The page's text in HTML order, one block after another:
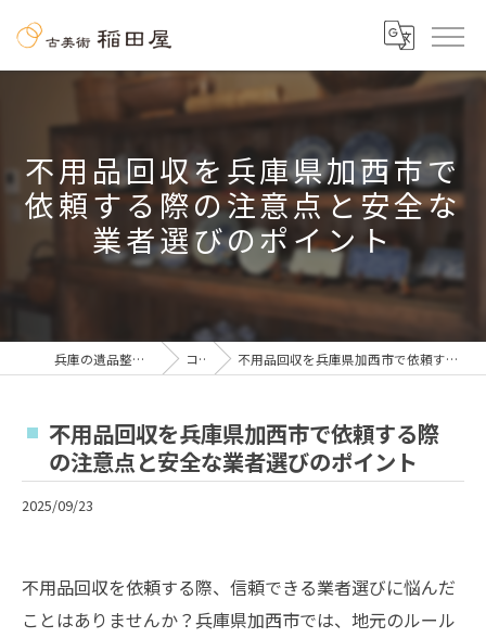
不用品回収を兵庫県加西市で
依頼する際の注意点と安全な
業者選びのポイント
兵庫の遺品整理なら古美術 稲田屋 コラム 不用品回収を兵庫県加西市で依頼する際の注意点と安全な業者選びのポイント
不用品回収を兵庫県加西市で依頼する際
の注意点と安全な業者選びのポイント
2025/09/23
不用品回収を依頼する際、信頼できる業者選びに悩んだ
ことはありませんか？兵庫県加西市では、地元のルール